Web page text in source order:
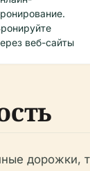
веб-сайты
дорожки,